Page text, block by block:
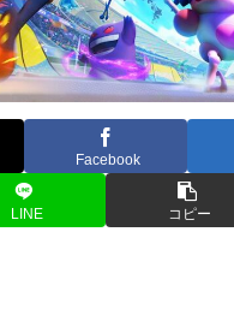
Facebook
LINE コピー